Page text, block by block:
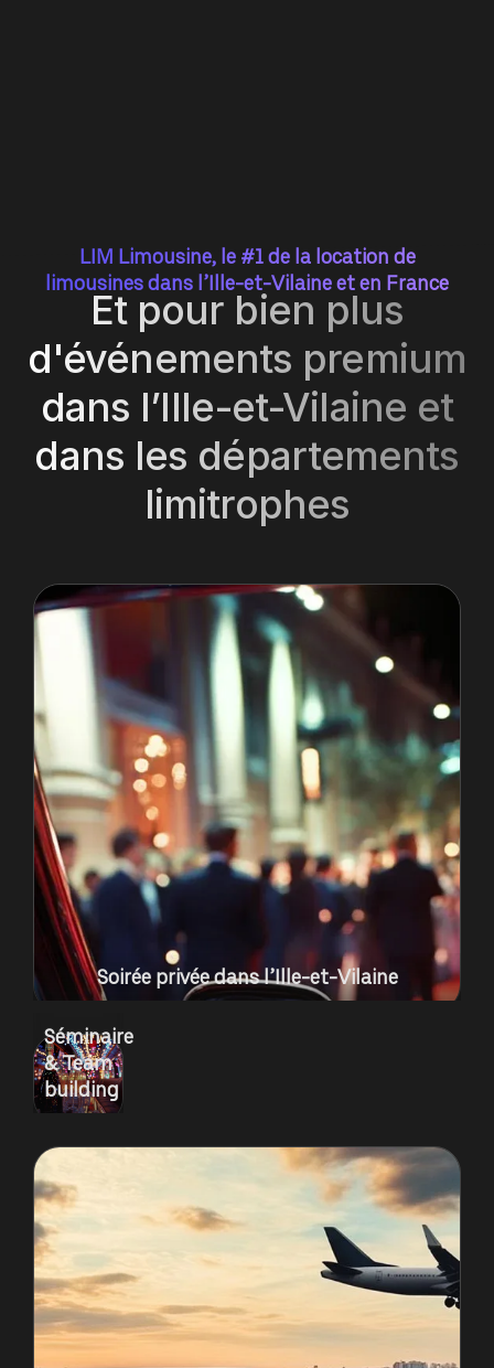
LIM Limousine, le #1 de la location de
limousines dans l’Ille-et-Vilaine et en France
Et pour bien plus
d'événements premium
dans l’Ille-et-Vilaine et
dans les départements
limitrophes
Soirée privée dans l’Ille-et-Vilaine
Séminaire
& Team
building